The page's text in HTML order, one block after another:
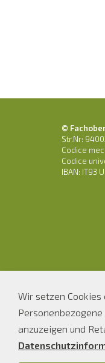
©
Str.Nr:
Codice
Codice
IBAN: IT93
Wir setzen
anzuzeigen und